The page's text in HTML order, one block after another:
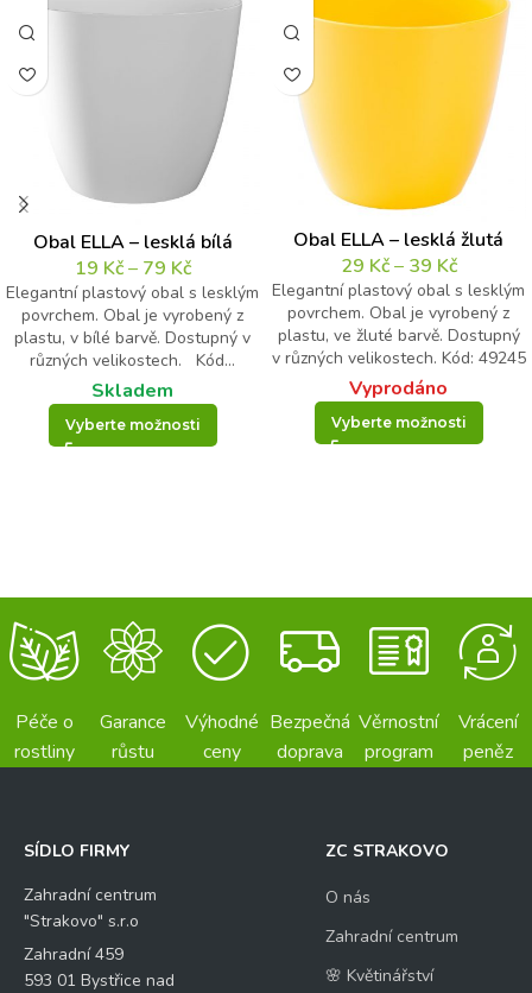
Obal ELLA – lesklá bílá
19 Kč– 79 Kč
Elegantní plastový obal s lesklým
povrchem. Obal je vyrobený z
plastu, v bílé barvě. Dostupný v
různých velikostech. Kód...
Skladem
Vyberte možnosti
Obal ELLA – lesklá žlutá
29 Kč– 39 Kč
Elegantní plastový obal s lesklým
povrchem. Obal je vyrobený z
plastu, ve žluté barvě. Dostupný
v různých velikostech. Kód: 49245
Vyprodáno
Vyberte možnosti
Péče o
rostliny
Garance
růstu
Výhodné
ceny
Bezpečná
doprava
Věrnostní
program
Vrácení
peněz
SÍDLO FIRMY
Zahradní centrum
"Strakovo" s.r.o
Zahradní 459
593 01 Bystřice nad
ZC STRAKOVO
O nás
Zahradní centrum
🌸 Květinářství